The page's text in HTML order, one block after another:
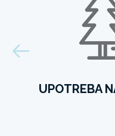
UPOTREBA